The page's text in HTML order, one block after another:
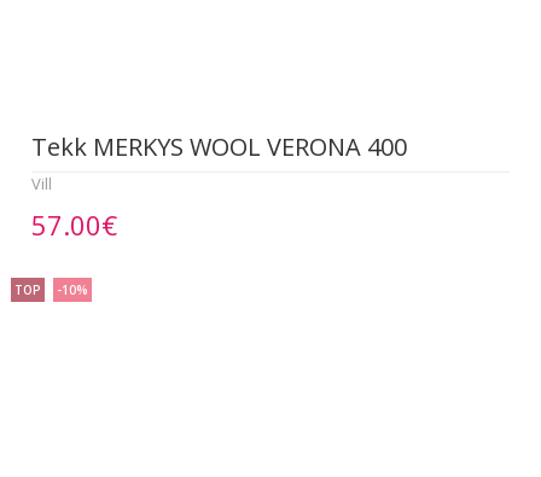
Tekk MERKYS WOOL VERONA 400
Vill
57.00€
TOP -10%